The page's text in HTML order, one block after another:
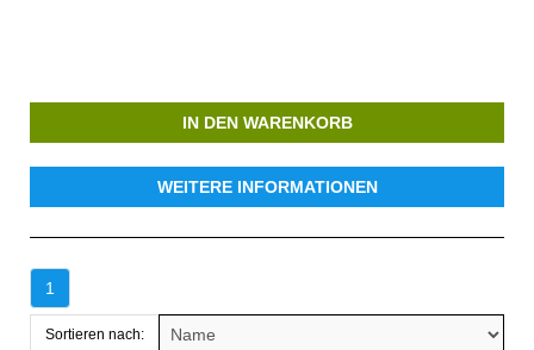
IN DEN WARENKORB
WEITERE INFORMATIONEN
1
Sortieren nach: